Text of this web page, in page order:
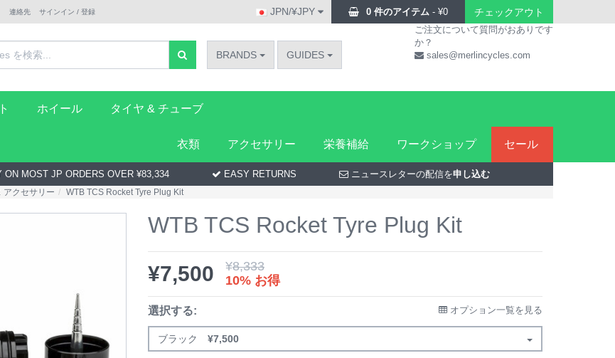
連絡先 サインイン / 登録 0 件のアイテム - ¥0 チェックアウト
JPN/¥JPY
BRANDS GUIDES
ご注文について質問がおありです
か？
sales@merlincycles.com
ホイール タイヤ & チューブ
衣類 アクセサリー 栄養補給 ワークショップ セール
ON MOST JP ORDERS OVER ¥83,334 EASY RETURNS ニュースレターの配信を申し込む
アクセサリー WTB TCS Rocket Tyre Plug Kit
WTB TCS Rocket Tyre Plug Kit
¥7,500 ¥8,333
10% お得
選択する: オプション一覧を見る
ブラック ¥7,500